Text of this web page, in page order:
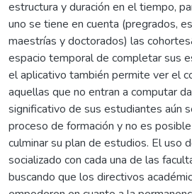
estructura y duración en el tiempo,
uno se tiene en cuenta (pregrados,
maestrías y doctorados) las
espacio temporal de completar sus
el aplicativo también permite ver el
aquellas que no entran a computar
significativo de sus estudiantes aún
proceso de formación y no es
culminar su plan de estudios. El uso
socializado con cada una de las
buscando que los directivos